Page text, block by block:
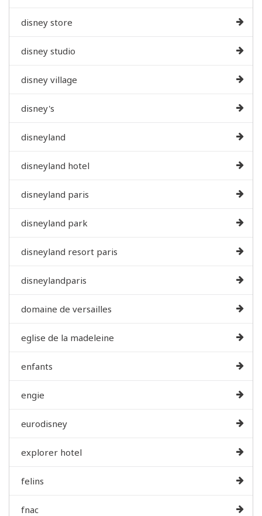
disney store
disney studio
disney village
disney's
disneyland
disneyland hotel
disneyland paris
disneyland park
disneyland resort paris
disneylandparis
domaine de versailles
eglise de la madeleine
enfants
engie
eurodisney
explorer hotel
felins
fnac